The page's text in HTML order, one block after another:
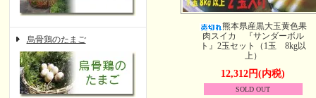
烏骨鶏のたまご
熊本県産黒大玉黄色果
肉スイカ 『サンダーボル
ト』2玉セット（1玉 8kg以
上）
12,312円(内税)
SOLD OUT